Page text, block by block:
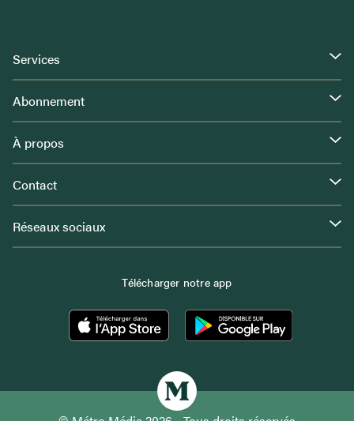
Services
Abonnement
À propos
Contact
Réseaux sociaux
Télécharger notre app